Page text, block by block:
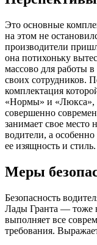
Это основные
на этом не
производители
она потихоньку
массово для работы
своих сотрудников.
комплектация
«Нормы» и «Люкса»,
совершенно
занимает свое место
водители, а
ее изящность и стиль.
Меры
Безопасность
Лады Гранта — тоже
выполняет все
требования.